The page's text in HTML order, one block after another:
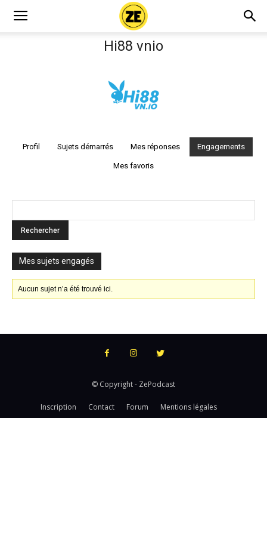
Hi88 vnio
Profil Sujets démarrés Mes réponses Engagements
Mes favoris
Mes sujets engagés
Aucun sujet n’a été trouvé ici.
© Copyright - ZePodcast
Inscription Contact Forum Mentions légales